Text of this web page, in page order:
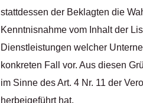
stattdessen der Beklagten die
Kenntnisnahme vom Inhalt der
Dienstleistungen welcher
konkreten Fall vor. Aus diesen
im Sinne des Art. 4 Nr. 11 der
herbeigeführt hat.